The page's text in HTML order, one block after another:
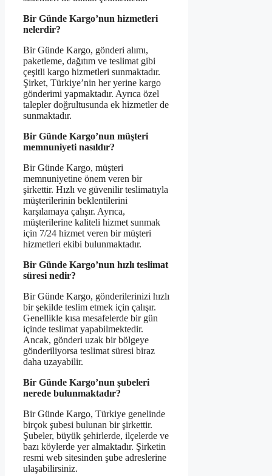
Bir Günde Kargo’nun hizmetleri
nelerdir?
Bir Günde Kargo, gönderi alımı,
paketleme, dağıtım ve teslimat gibi
çeşitli kargo hizmetleri sunmaktadır.
Şirket, Türkiye’nin her yerine kargo
gönderimi yapmaktadır. Ayrıca özel
talepler doğrultusunda ek hizmetler de
sunmaktadır.
Bir Günde Kargo’nun müşteri
memnuniyeti nasıldır?
Bir Günde Kargo, müşteri
memnuniyetine önem veren bir
şirkettir. Hızlı ve güvenilir teslimatıyla
müşterilerinin beklentilerini
karşılamaya çalışır. Ayrıca,
müşterilerine kaliteli hizmet sunmak
için 7/24 hizmet veren bir müşteri
hizmetleri ekibi bulunmaktadır.
Bir Günde Kargo’nun hızlı teslimat
süresi nedir?
Bir Günde Kargo, gönderilerinizi hızlı
bir şekilde teslim etmek için çalışır.
Genellikle kısa mesafelerde bir gün
içinde teslimat yapabilmektedir.
Ancak, gönderi uzak bir bölgeye
gönderiliyorsa teslimat süresi biraz
daha uzayabilir.
Bir Günde Kargo’nun şubeleri
nerede bulunmaktadır?
Bir Günde Kargo, Türkiye genelinde
birçok şubesi bulunan bir şirkettir.
Şubeler, büyük şehirlerde, ilçelerde ve
bazı köylerde yer almaktadır. Şirketin
resmi web sitesinden şube adreslerine
ulaşabilirsiniz.